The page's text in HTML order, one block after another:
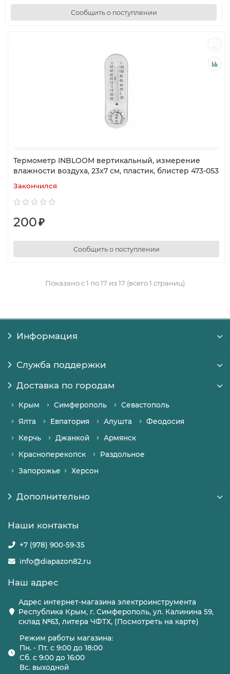
Сообщить о поступлении
Термометр INBLOOM вертикальный, измерение
влажности воздуха, 23x7 см, пластик, блистер 473-053
Закончился
200₽
Сообщить о поступлении
Показано с 1 по 17 из 17 (всего 1 страниц)
Информация
Служба поддержки
Доставка по городам
Крым Симферополь
Севастополь
Ялта
Евпатория Алушта
Феодосия
Керчь
Джанкой
Армянск
Красноперекопск
Раздольное
Запорожье
Херсон
Дополнительно
Наши контакты
+7 (978) 900-59-35
info@diapazon82.ru
Наш адрес
Адрес интернет-магазина электроинструмента
Республика Крым, г. Симферополь, ул. Калинина 59,
склад №63, литера ЧФТХ, (Посмотреть на карте)
Режим работы магазина:
Пн. - Пт. с 9:00 до 18:00
Сб. с 9:00 до 16:00
Вс. выходной